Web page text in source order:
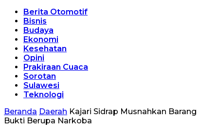
Berita Otomotif
Bisnis
Budaya
Ekonomi
Kesehatan
Opini
Prakiraan Cuaca
Sorotan
Sulawesi
Teknologi
Beranda Daerah Kajari Sidrap Musnahkan Barang
Bukti Berupa Narkoba